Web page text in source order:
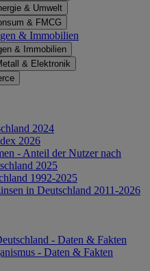
& Umwelt
& FMCG
& Immobilien
& Immobilien
& Elektronik
2024
2026
- Anteil der Nutzer nach
2025
1992-2025
in Deutschland 2011-2026
- Daten & Fakten
- Daten & Fakten